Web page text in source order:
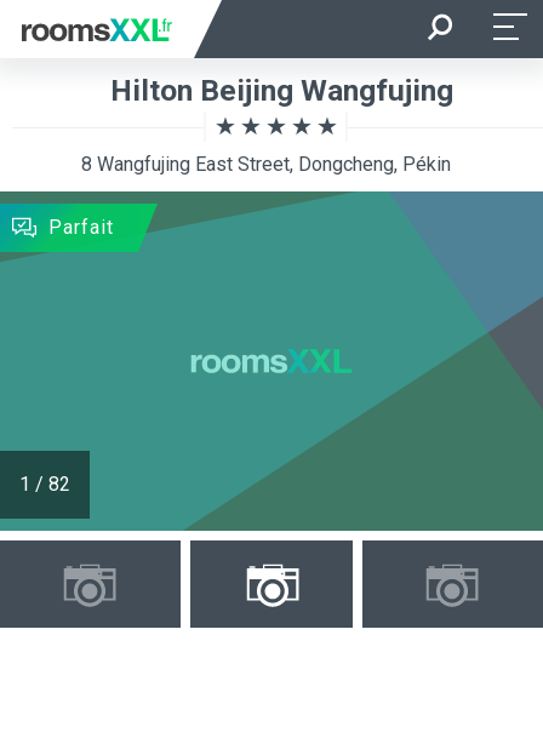
Occupation Chambre
RECHERCHER
Hilton Beijing Wangfujing
8 Wangfujing East Street, Dongcheng, Pékin
1 / 82
Parfait